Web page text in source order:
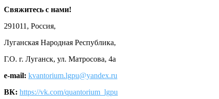
Свяжитесь с нами!
291011, Россия,
Луганская Народная Республика,
Г.О. г. Луганск, ул. Матросова, 4а
e-mail: kvantorium.lgpu@yandex.ru
ВК: https://vk.com/quantorium_lgpu